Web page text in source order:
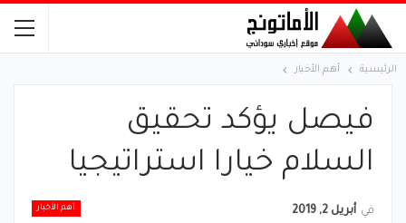
الرئيسية أهم الأخبار
فيصل يؤكد تحقيق
السلام خيارا استراتيجيا
أهم الأخبار في أبريل 2, 2019